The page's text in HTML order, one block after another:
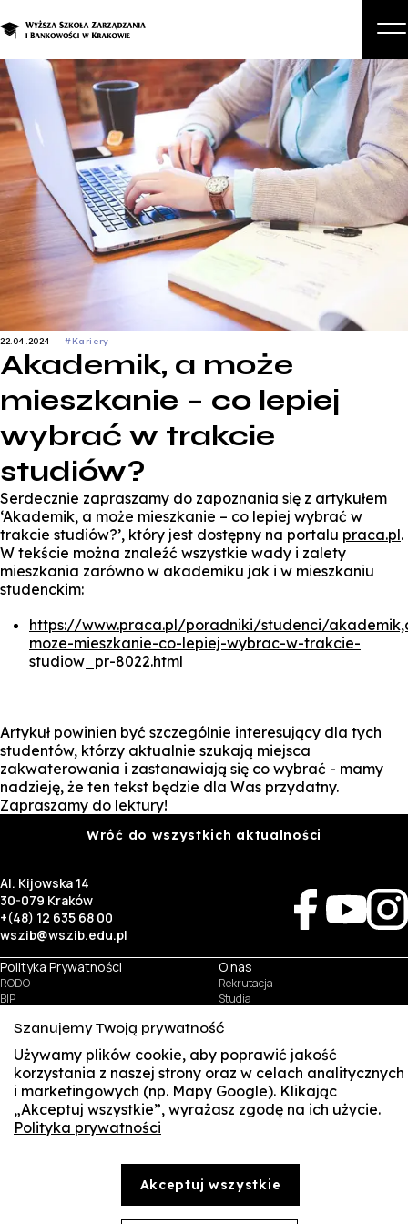
O
Studia podyplomowe i
Zapisz się na
22.04.2024 #Kariery
Akademik, a może
mieszkanie – co lepiej
wybrać w trakcie
studiów?
Serdecznie zapraszamy do zapoznania się z artykułem
‘Akademik, a może mieszkanie – co lepiej wybrać w
trakcie studiów?’, który jest dostępny na portalu praca.pl.
W tekście można znaleźć wszystkie wady i zalety
mieszkania zarówno w akademiku jak i w mieszkaniu
studenckim:
https://www.praca.pl/poradniki/studenci/
moze-mieszkanie-co-lepiej-wybrac-w-trakcie-
studiow_pr-8022.html
Artykuł powinien być szczególnie interesujący dla tych
studentów, którzy aktualnie szukają miejsca
zakwaterowania i zastanawiają się co wybrać - mamy
nadzieję, że ten tekst będzie dla Was przydatny.
Zapraszamy do lektury!
Wróć do wszystkich aktualności
Al. Kijowska 14
30-079 Kraków
+(48) 12 635 68 00
wszib@wszib.edu.pl
Polityka Prywatności
RODO
BIP
O nas
Rekrutacja
Studia
Biznes
Wynajem sal
Targi pracy
Student
Multis Multum
Biblioteka
Samorząd
© Copyright by Wyższa Szkoła Zarządzania i Bankowości w Krakowie (WSZIB)
części: kopiowania, reprodukowania, modyfikowania, dystrybuowania, publikowania,
Szanujemy Twoją prywatność
Używamy plików cookie, aby poprawić jakość
korzystania z naszej strony oraz w celach analitycznych
i marketingowych (np. Mapy Google). Klikając
„Akceptuj wszystkie”, wyrażasz zgodę na ich użycie.
Polityka prywatności
Akceptuj wszystkie